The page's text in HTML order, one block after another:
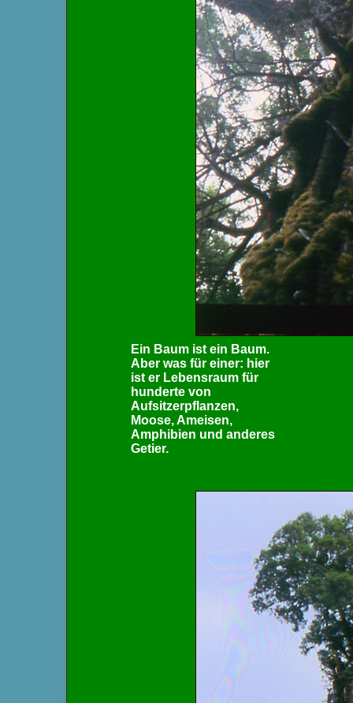
Ein Baum ist ein Baum.
Aber was für einer: hier
ist er Lebensraum für
hunderte von
Aufsitzerpflanzen,
Moose, Ameisen,
Amphibien und anderes
Getier.